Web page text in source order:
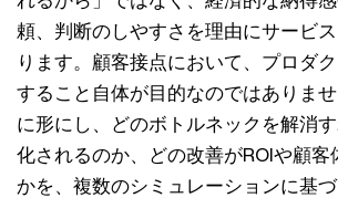
頼、判断のしやすさを理由にサービ
ります。顧客接点において、プロダ
すること自体が目的なのではありま
に形にし、どのボトルネックを解消
化されるのか、どの改善がROIや顧客
かを、複数のシミュレーションに基